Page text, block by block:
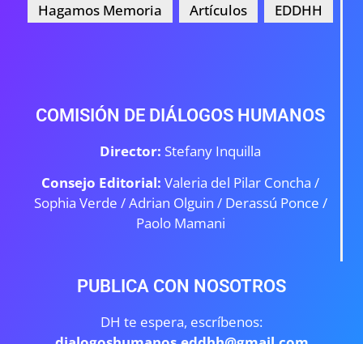
Hagamos Memoria
Artículos EDDHH
COMISIÓN DE DIÁLOGOS HUMANOS
Director: Stefany Inquilla
Consejo Editorial: Valeria del Pilar Concha /
Sophia Verde /Adrian Olguin / Derassú Ponce /
Paolo Mamani
PUBLICA CON NOSOTROS
DH te espera, escríbenos: